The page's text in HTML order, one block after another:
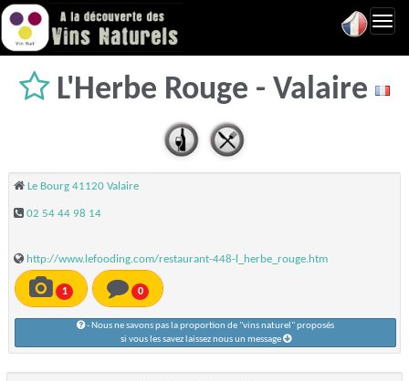
L'Herbe Rouge - Valaire
Le Bourg 41120 Valaire
02 54 44 98 14
http://www.lefooding.com/restaurant-448-l_herbe_rouge.htm
1 0
- Nous ne savons pas la proportion de "vins naturel" proposés
si vous les savez laissez nous un message